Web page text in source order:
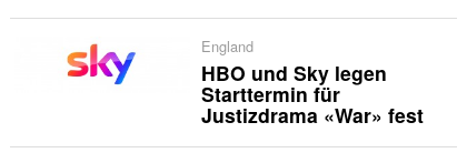
England
HBO und Sky legen
Starttermin für
Justizdrama «War» fest